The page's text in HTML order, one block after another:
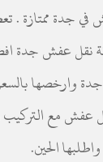
جدة ممتازة .
نقل عفش جدة
وارخصها
مع التركيب
الحين.